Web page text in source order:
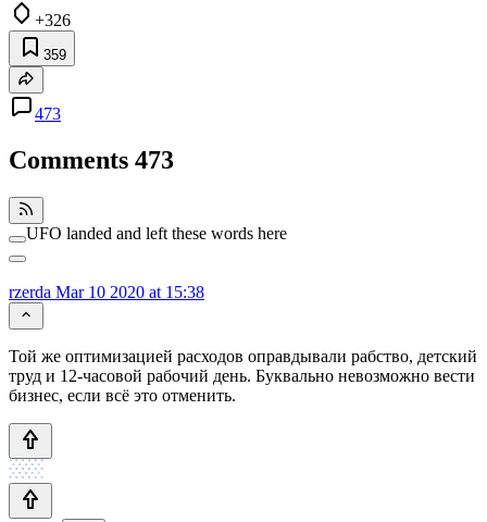
+326
359
473
Comments 473
UFO landed and left these words here
rzerda Mar 10 2020 at 15:38
Той же оптимизацией расходов оправдывали рабство, детский
труд и 12-часовой рабочий день. Буквально невозможно вести
бизнес, если всё это отменить.